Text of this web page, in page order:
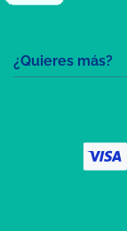
¿Quieres más?